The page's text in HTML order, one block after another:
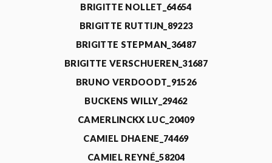
BRIGITTE NOLLET_64654
BRIGITTE RUTTIJN_89223
BRIGITTE STEPMAN_36487
BRIGITTE VERSCHUEREN_31687
BRUNO VERDOODT_91526
BUCKENS WILLY_29462
CAMERLINCKX LUC_20409
CAMIEL DHAENE_74469
CAMIEL REYNÉ_58204